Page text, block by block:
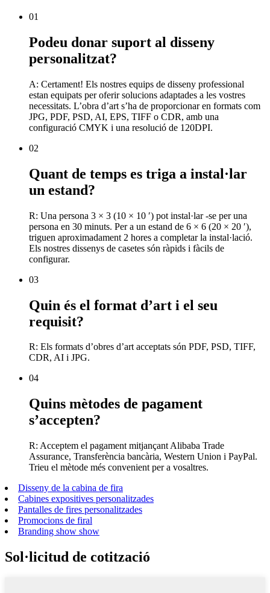
01
Podeu donar suport al disseny
personalitzat?
A: Certament! Els nostres equips de disseny professional
estan equipats per oferir solucions adaptades a les vostres
necessitats. L’obra d’art s’ha de proporcionar en formats com
JPG, PDF, PSD, AI, EPS, TIFF o CDR, amb una
configuració CMYK i una resolució de 120DPI.
02
Quant de temps es triga a instal·lar
un estand?
R: Una persona 3 × 3 (10 × 10 ′) pot instal·lar -se per una
persona en 30 minuts. Per a un estand de 6 × 6 (20 × 20 ′),
triguen aproximadament 2 hores a completar la instal·lació.
Els nostres dissenys de casetes són ràpids i fàcils de
configurar.
03
Quin és el format d’art i el seu
requisit?
R: Els formats d’obres d’art acceptats són PDF, PSD, TIFF,
CDR, AI i JPG.
04
Quins mètodes de pagament
s’accepten?
R: Acceptem el pagament mitjançant Alibaba Trade
Assurance, Transferència bancària, Western Union i PayPal.
Trieu el mètode més convenient per a vosaltres.
Disseny de la cabina de fira
Cabines expositives personalitzades
Pantalles de fires personalitzades
Promocions de firal
Branding show show
Sol·licitud de cotització